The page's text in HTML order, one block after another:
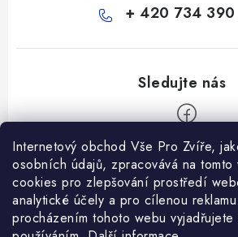
Internetový obchod Vše Pro Zvíře,
osobních údajů, zpracovává na
cookies pro zlepšování prostředí
analytické účely a pro cílenou
procházením tohoto webu vyjadřujete
+ 420 734 390
Informace pro Vás
Ceník dopravy